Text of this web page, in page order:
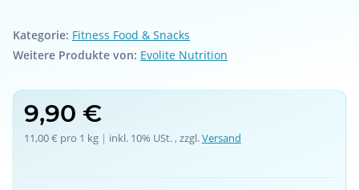
Kategorie: Fitness Food & Snacks
Weitere Produkte von: Evolite Nutrition
9,90 €
11,00 € pro 1 kg | inkl. 10% USt. , zzgl.Versand